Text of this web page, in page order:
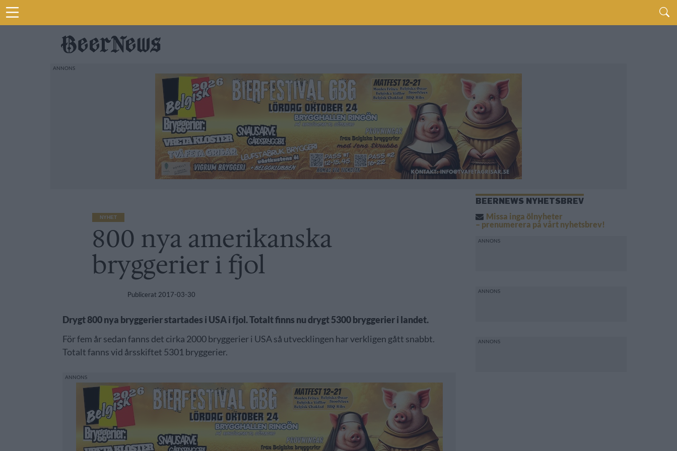
NYHET
800 nya amerikanska
bryggerier i fjol
Publicerat 2017-03-30
Drygt 800 nya bryggerier startades i USA i fjol. Totalt finns nu drygt 5300 bryggerier i landet.
För fem år sedan fanns det cirka 2000 bryggerier i USA så utvecklingen har verkligen gått snabbt.
Totalt fanns vid årsskiftet 5301 bryggerier.
BEERNEWS NYHETSBREV
Missa inga ölnyheter
– prenumerera på vårt nyhetsbrev!